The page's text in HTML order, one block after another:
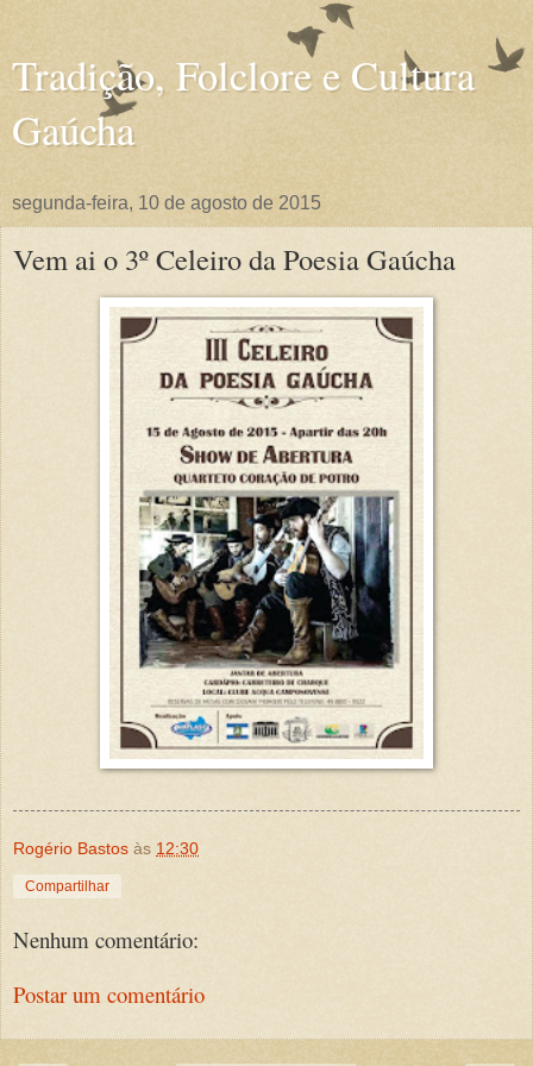
Tradição, Folclore e Cultura
Gaúcha
segunda-feira, 10 de agosto de 2015
Vem ai o 3º Celeiro da Poesia Gaúcha
Rogério Bastos às 12:30
Compartilhar
Nenhum comentário:
Postar um comentário